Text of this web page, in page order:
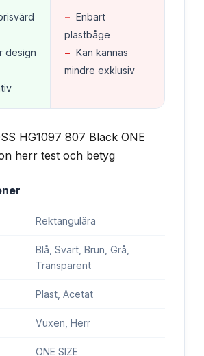
design
− Enbart
plastbåge
− Kan kännas
mindre exklusiv
Rektangulära
Blå, Svart, Brun, Grå,
Transparent
Plast, Acetat
Vuxen, Herr
ONE SIZE